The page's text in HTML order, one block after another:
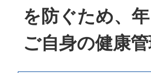
を防ぐため、
ご自身の健康